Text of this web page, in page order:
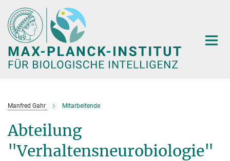
Hauptinhalt
Manfred Gahr Mitarbeitende
Abteilung
"Verhaltensneurobiologie"